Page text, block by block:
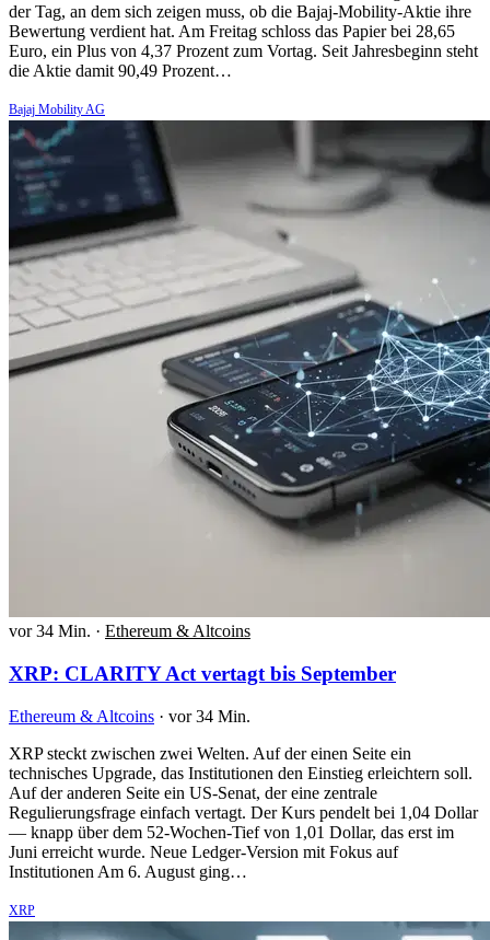
der Tag, an dem sich zeigen muss, ob die Bajaj-Mobility-Aktie ihre
Bewertung verdient hat. Am Freitag schloss das Papier bei 28,65
Euro, ein Plus von 4,37 Prozent zum Vortag. Seit Jahresbeginn steht
die Aktie damit 90,49 Prozent…
Bajaj Mobility AG
vor 34 Min. · Ethereum & Altcoins
XRP: CLARITY Act vertagt bis September
Ethereum & Altcoins · vor 34 Min.
XRP steckt zwischen zwei Welten. Auf der einen Seite ein
technisches Upgrade, das Institutionen den Einstieg erleichtern soll.
Auf der anderen Seite ein US-Senat, der eine zentrale
Regulierungsfrage einfach vertagt. Der Kurs pendelt bei 1,04 Dollar
— knapp über dem 52-Wochen-Tief von 1,01 Dollar, das erst im
Juni erreicht wurde. Neue Ledger-Version mit Fokus auf
Institutionen Am 6. August ging…
XRP